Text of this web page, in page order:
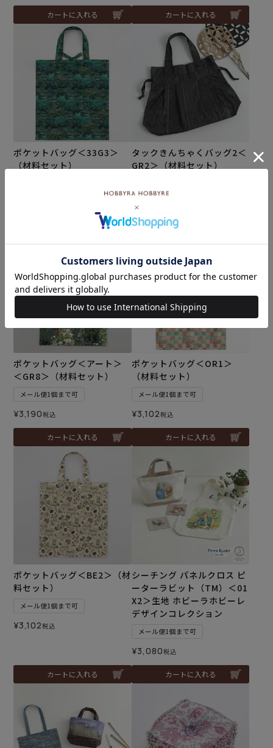
カートに入れる カートに入れる
ポケットバッグ＜33G3＞
（材料セット）
タックきんちゃくバッグ2＜
GR2＞（材料セット）
カートに入れる
ポケットバッグ＜アート＞
＜GR8＞（材料セット）
メール便1個まで可
¥3,190税込
カートに入れる
ポケットバッグ＜OR1＞
（材料セット）
メール便1個まで可
¥3,102税込
カートに入れる
ポケットバッグ＜BE2＞（材
料セット）
メール便1個まで可
¥3,102税込
カートに入れる
シーチング パネルクロス ピ
ーターラビット（TM）＜01
X2＞生地 ホビーラホビーレ
デザインコレクション
メール便1個まで可
¥3,080税込
カートに入れる